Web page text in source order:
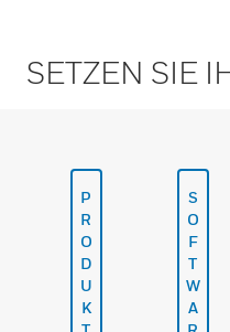
SETZEN SIE
P
R
O
D
U
K
S
O
F
T
W
A